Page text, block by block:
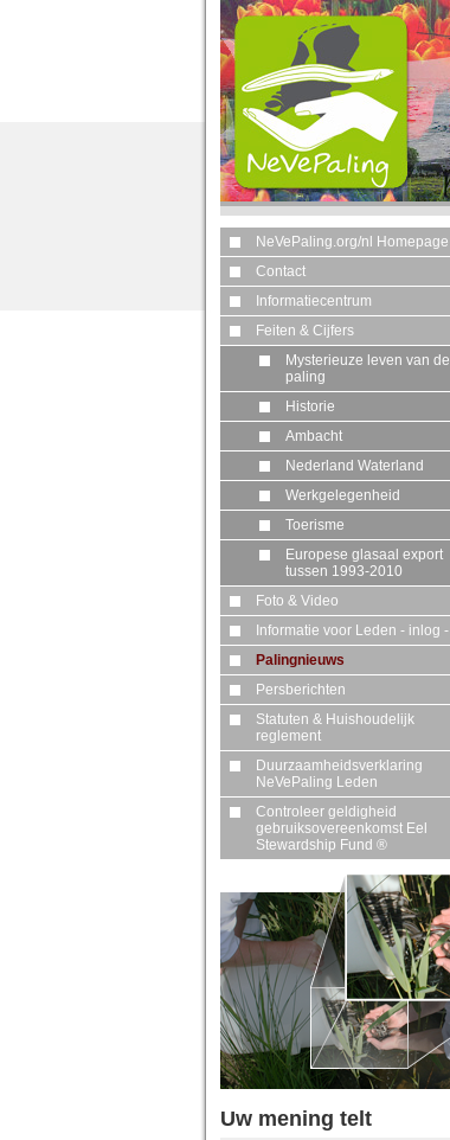
NeVePaling.org/nl Homepage
Contact
Informatiecentrum
Feiten & Cijfers
Mysterieuze leven van de
paling
Historie
Ambacht
Nederland Waterland
Werkgelegenheid
Toerisme
Europese glasaal export
tussen 1993-2010
Foto & Video
Informatie voor Leden - inlog -
Palingnieuws
Persberichten
Statuten & Huishoudelijk
reglement
Duurzaamheidsverklaring
NeVePaling Leden
Controleer geldigheid
gebruiksovereenkomst Eel
Stewardship Fund ®
Uw mening telt